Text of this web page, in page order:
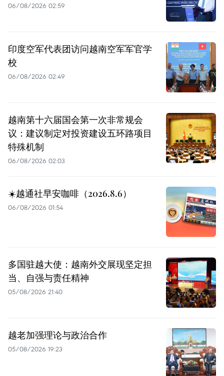
06/08/2026 02:59
印度空军代表团访问越南空军军官学
校
06/08/2026 02:49
越南第十六届国会第一次非常规会
议：建议制定对投资建设五环路项目
特殊机制
06/08/2026 02:03
☀️越通社早安咖啡（2026.8.6）
06/08/2026 01:54
多国驻越大使：越南外交展现坚定担
当、自强与责任精神
05/08/2026 21:40
越老加强理论与政治合作
05/08/2026 19:23